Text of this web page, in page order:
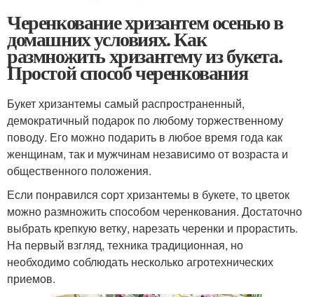
Черенкование хризантем осенью в
домашних условиях. Как
размножить хризантему из букета.
Простой способ черенкования
Букет хризантемы самый распространенный,
демократичный подарок по любому торжественному
поводу. Его можно подарить в любое время года как
женщинам, так и мужчинам независимо от возраста и
общественного положения.
Если понравился сорт хризантемы в букете, то цветок
можно размножить способом черенкования. Достаточно
выбрать крепкую ветку, нарезать черенки и прорастить.
На первый взгляд, техника традиционная, но
необходимо соблюдать несколько агротехнических
приемов.